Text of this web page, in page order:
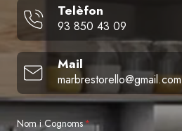
Telèfon
93 850 43 09
Mail
marbrestorello@gmail.com
Nom i Cognoms*